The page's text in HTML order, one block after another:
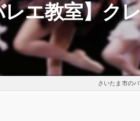
エ教室】ク
さいたま市の